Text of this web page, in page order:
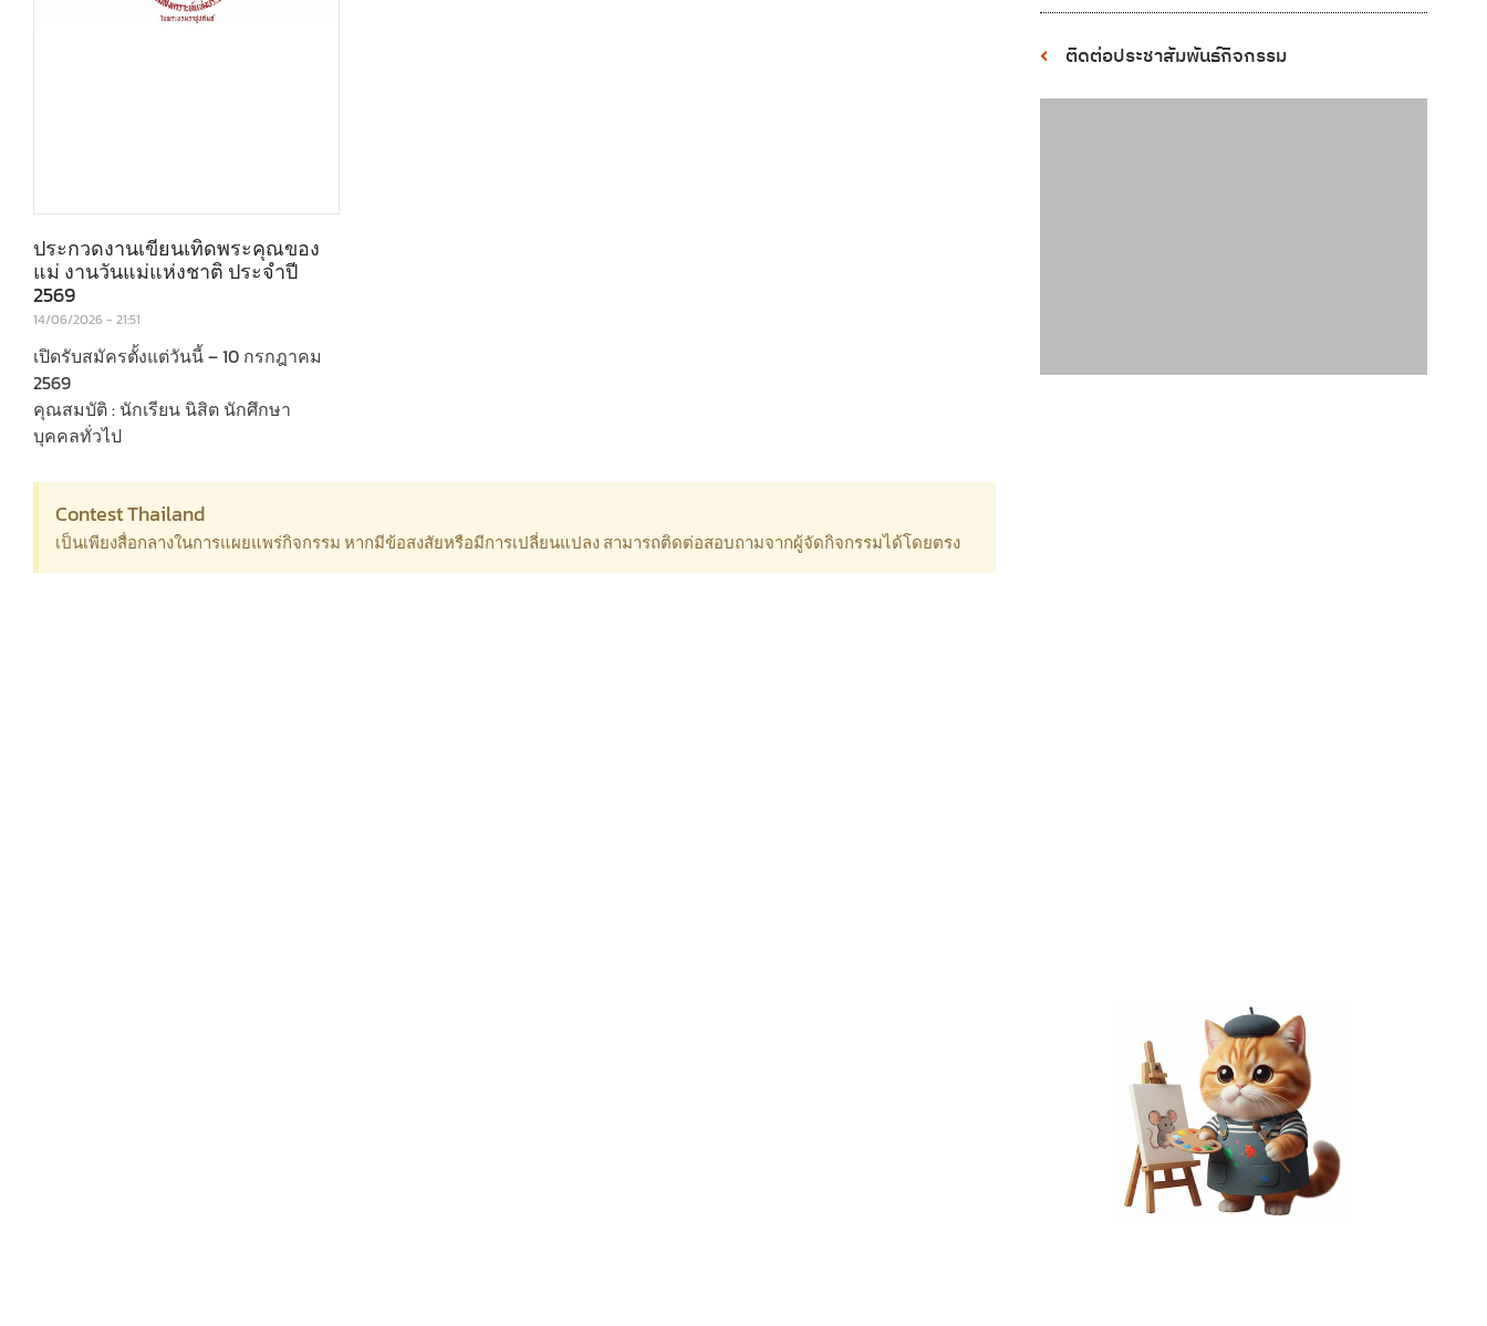
ประกวดงานเขียนเทิดพระคุณของ
แม่ งานวันแม่แห่งชาติ ประจําปี
2569
14/06/2026 21:51
เปิดรับสมัครตั้งแต่วันนี้ – 10 กรกฎาคม
2569
คุณสมบัติ : นักเรียน นิสิต นักศึกษา
บุคคลทั่วไป
Contest Thailand
เป็นเพียงสื่อกลางในการแผยแพร่กิจกรรม หากมีข้อสงสัยหรือมีการเปลี่ยนแปลง สามารถติดต่อสอบถามจากผู้จัดกิจกรรมได้โดยตรง
ติดต่อประชาสัมพันธ์กิจกรรม